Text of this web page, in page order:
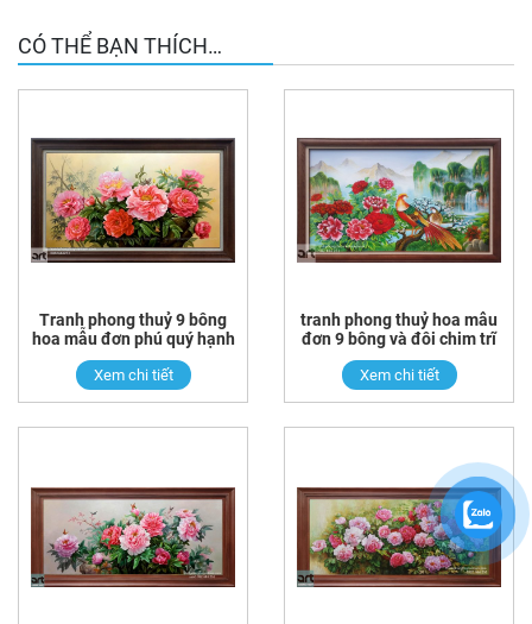
CÓ THỂ BẠN THÍCH…
Tranh phong thuỷ 9 bông
hoa mẫu đơn phú quý hạnh
phúc
Xem chi tiết
tranh phong thuỷ hoa mẫu
đơn 9 bông và đôi chim trĩ
Xem chi tiết